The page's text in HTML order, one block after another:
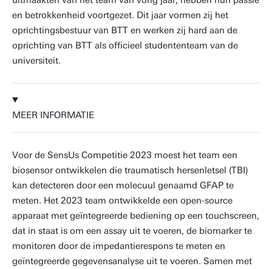
en betrokkenheid voortgezet. Dit jaar vormen zij het
oprichtingsbestuur van BTT en werken zij hard aan de
oprichting van BTT als officieel studententeam van de
universiteit.
MEER INFORMATIE
Voor de SensUs Competitie 2023 moest het team een
biosensor ontwikkelen die traumatisch hersenletsel (TBI)
kan detecteren door een molecuul genaamd GFAP te
meten. Het 2023 team ontwikkelde een open-source
apparaat met geïntegreerde bediening op een touchscreen,
dat in staat is om een assay uit te voeren, de biomarker te
monitoren door de impedantierespons te meten en
geïntegreerde gegevensanalyse uit te voeren. Samen met